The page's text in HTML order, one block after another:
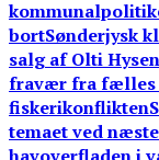
bortSønderjysk
salg af Olti
fravær fra fælles
fiskerikonflikten
temaet ved